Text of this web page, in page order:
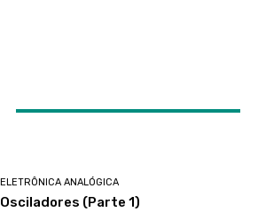
ELETRÔNICA ANALÓGICA
Osciladores (Parte 1)